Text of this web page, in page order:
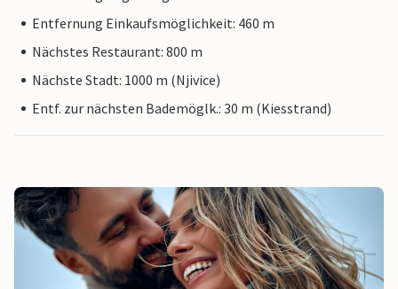
Entfernung Einkaufsmöglichkeit: 460 m
Nächstes Restaurant: 800 m
Nächste Stadt: 1000 m (Njivice)
Entf. zur nächsten Bademöglk.: 30 m (Kiesstrand)